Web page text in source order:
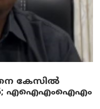
കേസിൽ
എഐഎംഐഎം